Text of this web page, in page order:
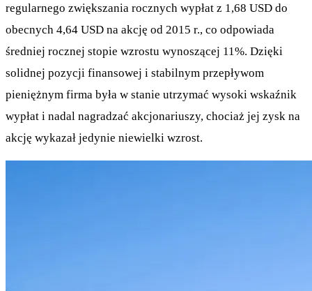
regularnego zwiększania rocznych wypłat z 1,68 USD do
obecnych 4,64 USD na akcję od 2015 r., co odpowiada
średniej rocznej stopie wzrostu wynoszącej 11%. Dzięki
solidnej pozycji finansowej i stabilnym przepływom
pieniężnym firma była w stanie utrzymać wysoki wskaźnik
wypłat i nadal nagradzać akcjonariuszy, chociaż jej zysk na
akcję wykazał jedynie niewielki wzrost.